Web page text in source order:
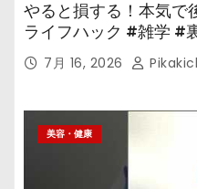
やると損する！本気で
ライフハック #雑学
7月 16, 2026
美容・健康